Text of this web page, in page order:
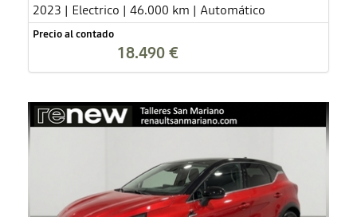
2023 | Electrico | 46.000 km | Automático
Precio al contado
18.490 €